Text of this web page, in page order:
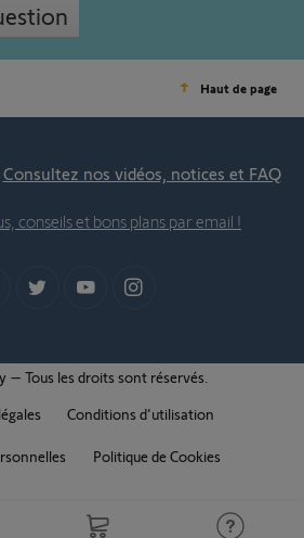
Haut de page
Consultez nos vidéos, notices et FAQ
conseils et bons plans par email !
– Tous les droits sont réservés.
Conditions d'utilisation
Politique de Cookies